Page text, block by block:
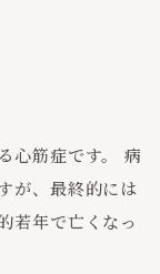
心筋症です。 病
が、最終的には
若年で亡くなっ